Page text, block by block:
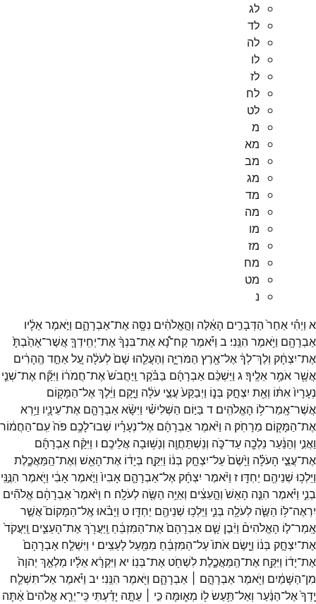
לג
לד
לה
לו
לז
לח
לט
מ
מא
מב
מג
מד
מה
מו
מז
מח
מט
נ
א וַיְהִ֗י אַחַר֙ הַדְּבָרִ֣ים הָאֵ֔לֶּה וְהָ֣אֱלֹהִ֔ים נִסָּ֖ה אֶת־אַבְרָהָ֑ם וַיֹּ֣אמֶראֵלָ֔יו
אַבְרָהָ֖ם וַיֹּ֥אמֶר הִנֵּֽנִי׃ ב וַיֹּ֡אמֶרקַח־נָ֠אאֶת־בִּנְךָ֨אֶת־יְחִֽידְךָ֤אֲשֶׁר־אָהַ֙בְתָּ֙
אֶת־יִצְחָ֔ק וְלֶךְ־לְךָ֔אֶל־אֶ֖רֶץ הַמֹּרִיָּ֑ה וְהַעֲלֵ֤הוּ שָׁם֙לְעֹלָ֔ה עַ֚לאַחַ֣ד הֶֽהָרִ֔ים
אֲשֶׁ֖ראֹמַ֥ראֵלֶֽיךָ׃ג וַיַּשְׁכֵּ֨ם אַבְרָהָ֜ם בַּבֹּ֗קֶר וַֽיַּחֲבֹשׁ֙אֶת־חֲמֹר֔וֹ וַיִּקַּ֞ח אֶת־שְׁנֵ֤י
נְעָרָיו֙אִתּ֔וֹ וְאֵ֖ת יִצְחָ֣ק בְּנ֑וֹ וַיְבַקַּע֙עֲצֵ֣י עֹלָ֔ה וַיָּ֣קָם וַיֵּ֔לֶךְאֶל־הַמָּק֖וֹם
אֲשֶׁר־אָֽמַר־ל֥וֹ הָאֱלֹהִֽים׃ ד בַּיּ֣וֹם הַשְּׁלִישִׁ֗י וַיִּשָּׂ֨אאַבְרָהָ֧ם אֶת־עֵינָ֛יו וַיַּ֥רְא
אֶת־הַמָּק֖וֹם מֵרָחֹֽק׃ ה וַיֹּ֨אמֶראַבְרָהָ֜ם אֶל־נְעָרָ֗יו שְׁבוּ־לָכֶ֥ם פֹּה֙עִֽם־הַחֲמ֔וֹר
וַאֲנִ֣י וְהַנַּ֔עַר נֵלְכָ֖ה עַד־כֹּ֑ה וְנִֽשְׁתַּחֲוֶ֖ה וְנָשׁ֥וּבָה אֲלֵיכֶֽם׃ ו וַיִּקַּ֨ח אַבְרָהָ֜ם
אֶת־עֲצֵ֣י הָעֹלָ֗ה וַיָּ֙שֶׂם֙עַל־יִצְחָ֣ק בְּנ֔וֹ וַיִּקַּ֣ח בְּיָד֔וֹ אֶת־הָאֵ֖שׁ וְאֶת־הַֽמַּאֲכֶ֑לֶת
וַיֵּלְכ֥וּ שְׁנֵיהֶ֖ם יַחְדָּֽו׃ ז וַיֹּ֨אמֶר יִצְחָ֜ק אֶל־אַבְרָהָ֤ם אָבִיו֙ וַיֹּ֣אמֶראָבִ֔י וַיֹּ֖אמֶר הִנֶּ֣נִּֽי
בְנִ֑י וַיֹּ֗אמֶר הִנֵּ֤ה הָאֵשׁ֙ וְהָ֣עֵצִ֔ים וְאַיֵּ֥ה הַשֶּׂ֖ה לְעֹלָֽה׃ ח וַיֹּ֙אמֶר֙אַבְרָהָ֔ם אֱלֹהִ֞ים
יִרְאֶה־לּ֥וֹ הַשֶּׂ֛ה לְעֹלָ֖ה בְּנִ֑י וַיֵּלְכ֥וּ שְׁנֵיהֶ֖ם יַחְדָּֽו׃ ט וַיָּבֹ֗אוּאֶֽל־הַמָּקוֹם֮אֲשֶׁ֣ר
אָֽמַר־ל֣וֹ הָאֱלֹהִים֒ וַיִּ֨בֶן שָׁ֤ם אַבְרָהָם֙אֶת־הַמִּזְבֵּ֔חַ וַֽיַּעֲרֹ֖ךְאֶת־הָעֵצִ֑ים וַֽיַּעֲקֹד֙
אֶת־יִצְחָ֣ק בְּנ֔וֹ וַיָּ֤שֶׂם אֹתוֹ֙עַל־הַמִּזְבֵּ֔חַ מִמַּ֖עַללָעֵצִֽים׃ י וַיִּשְׁלַ֤ח אַבְרָהָם֙
אֶת־יָד֔וֹ וַיִּקַּ֖ח אֶת־הַֽמַּאֲכֶ֑לֶתלִשְׁחֹ֖ט אֶת־בְּנֽוֹ׃ יא וַיִּקְרָ֨אאֵלָ֜יו מַלְאַ֤ךְ יְהוָה֙
מִן־הַשָּׁמַ֔יִם וַיֹּ֖אמֶראַבְרָהָ֣ם ׀ אַבְרָהָ֑ם וַיֹּ֖אמֶר הִנֵּֽנִי׃ יב וַיֹּ֗אמֶראַל־תִּשְׁלַ֤ח
יָֽדְךָ֙אֶל־הַנַּ֔עַר וְאַל־תַּ֥עַשׂל֖וֹ מְא֑וּמָּה כִּ֣י ׀ עַתָּ֣ה יָדַ֗עְתִּי כִּֽי־יְרֵ֤אאֱלֹהִים֙אַ֔תָּה